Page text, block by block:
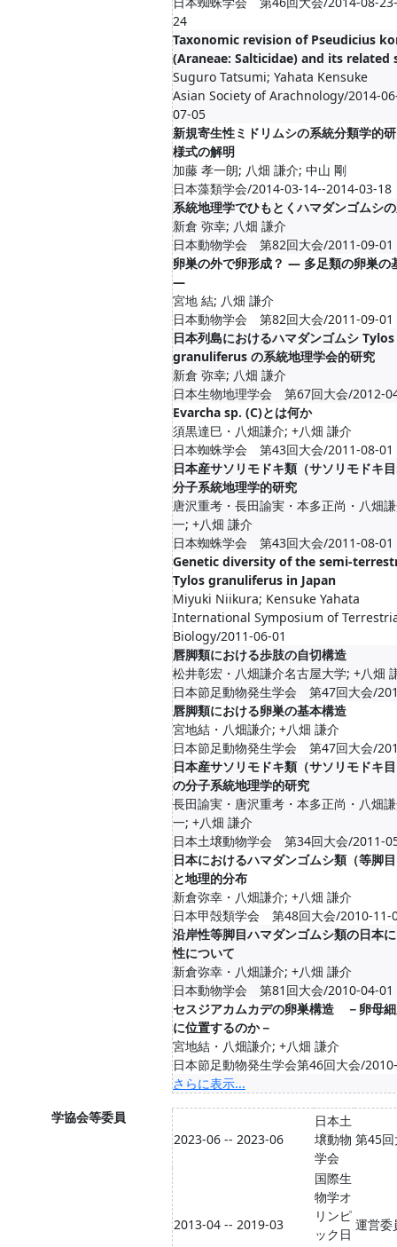
24
Taxonomic revision of Pseudicius
(Araneae: Salticidae) and its related
Suguro Tatsumi; Yahata Kensuke
Asian Society of Arachnology/2014-
07-05
新規寄生性ミドリムシの系統分類学的
様式の解明
加藤 孝一朗; 八畑 謙介; 中山 剛
日本藻類学会/2014-03-14--2014-03-18
系統地理学でひもとくハマダンゴムシ
新倉 弥幸; 八畑 謙介
日本動物学会 第82回大会/2011-09-01
卵巣の外で卵形成？ ― 多足類の卵巣の
―
宮地 結; 八畑 謙介
日本動物学会 第82回大会/2011-09-01
日本列島におけるハマダンゴムシ Tylos
granuliferus の系統地理学会的研究
新倉 弥幸; 八畑 謙介
日本生物地理学会 第67回大会/2012-
Evarcha sp. (C)とは何か
須黒達巳・八畑謙介; +八畑 謙介
日本蜘蛛学会 第43回大会/2011-08-01
日本産サソリモドキ類（サソリモドキ
分子系統地理学的研究
唐沢重考・長田諭実・本多正尚・八畑
一; +八畑 謙介
日本蜘蛛学会 第43回大会/2011-08-01
Genetic diversity of the semi-
Tylos granuliferus in Japan
Miyuki Niikura; Kensuke Yahata
International Symposium of
Biology/2011-06-01
唇脚類における歩肢の自切構造
松井彰宏・八畑謙介名古屋大学; +八畑
日本節足動物発生学会 第47回大会/
唇脚類における卵巣の基本構造
宮地結・八畑謙介; +八畑 謙介
日本節足動物発生学会 第47回大会/
日本産サソリモドキ類（サソリモドキ
の分子系統地理学的研究
長田諭実・唐沢重考・本多正尚・八畑
一; +八畑 謙介
日本土壌動物学会 第34回大会/2011-
日本におけるハマダンゴムシ類（等脚
と地理的分布
新倉弥幸・八畑謙介; +八畑 謙介
日本甲殻類学会 第48回大会/2010-11-
沿岸性等脚目ハマダンゴムシ類の日本
性について
新倉弥幸・八畑謙介; +八畑 謙介
日本動物学会 第81回大会/2010-04-01
セスジアカムカデの卵巣構造 －卵母
に位置するのか－
宮地結・八畑謙介; +八畑 謙介
日本節足動物発生学会第46回大会/
さらに表示...
学協会等委員
2023-06 -- 2023-06
日本土
壌動物
学会
第45
2013-04 -- 2019-03
国際生
物学オ
リンピ
ック日
運営委